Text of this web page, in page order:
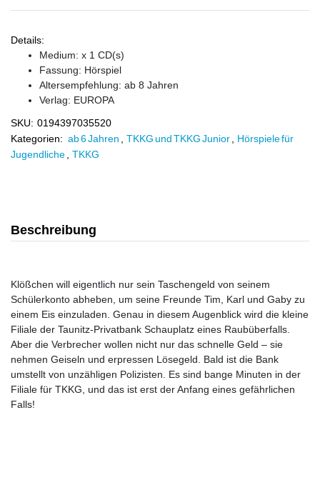
Details:
Medium: x 1 CD(s)
Fassung: Hörspiel
Altersempfehlung: ab 8 Jahren
Verlag: EUROPA
SKU: 0194397035520
Kategorien: ab 6 Jahren TKKG und TKKG Junior
Hörspiele für
Jugendliche
TKKG
Beschreibung
Klößchen will eigentlich nur sein Taschengeld von seinem
Schülerkonto abheben, um seine Freunde Tim, Karl und Gaby zu
einem Eis einzuladen. Genau in diesem Augenblick wird die kleine
Filiale der Taunitz-Privatbank Schauplatz eines Raubüberfalls.
Aber die Verbrecher wollen nicht nur das schnelle Geld – sie
nehmen Geiseln und erpressen Lösegeld. Bald ist die Bank
umstellt von unzähligen Polizisten. Es sind bange Minuten in der
Filiale für TKKG, und das ist erst der Anfang eines gefährlichen
Falls!